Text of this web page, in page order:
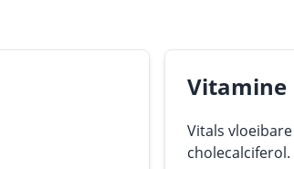
Vitamine
Vitals
cholecalciferol.